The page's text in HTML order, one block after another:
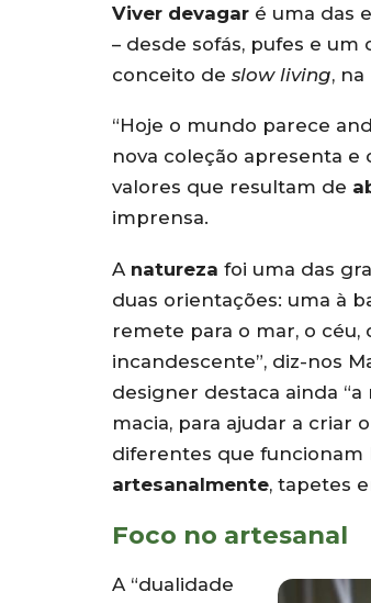
Viver devagar é uma das
– desde sofás, pufes e um
conceito de slow living,
“Hoje o mundo parece
nova coleção apresenta
valores que resultam de
imprensa.
A natureza foi uma das
duas orientações: uma à
remete para o mar, o
incandescente”, diz-nos
designer destaca ainda “a
macia, para ajudar a criar
diferentes que funcionam
artesanalmente, tapetes
Foco no artesanal
A “dualidade